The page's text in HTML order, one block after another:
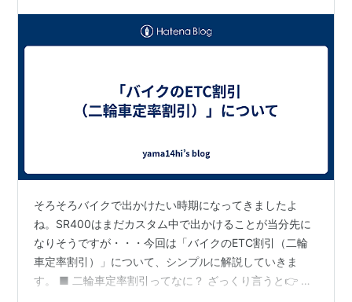
そろそろバイクで出かけたい時期になってきましたよ
ね。SR400はまだカスタム中で出かけることが当分先に
なりそうですが・・・今回は「バイクのETC割引（二輪
車定率割引）」について、シンプルに解説していきま
す。 ■ 二輪車定率割引ってなに？ ざっくり言うと👉 高